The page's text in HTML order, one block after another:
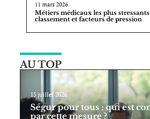
11 mars 2026
Métiers médicaux les plus stressants
classement et facteurs de pression
AU TOP
15 juillet 2026
Ségur pour tous : qui est
par cette mesure ?